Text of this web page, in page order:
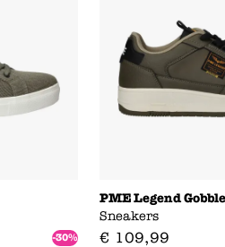
-30%
PME Legend
Sneakers
€ 109,99